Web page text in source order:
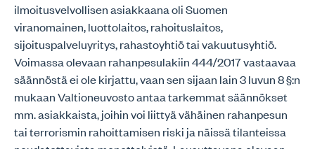
ilmoitusvelvollisen asiakkaana oli Suomen
viranomainen, luottolaitos, rahoituslaitos,
sijoituspalveluyritys, rahastoyhtiö tai vakuutusyhtiö.
Voimassa olevaan rahanpesulakiin 444/2017 vastaavaa
säännöstä ei ole kirjattu, vaan sen sijaan lain 3 luvun 8 §:n
mukaan Valtioneuvosto antaa tarkemmat säännökset
mm. asiakkaista, joihin voi liittyä vähäinen rahanpesun
tai terrorismin rahoittamisen riski ja näissä tilanteissa